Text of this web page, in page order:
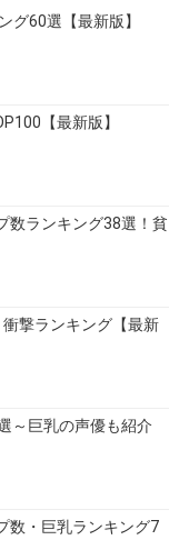
グ60選【最新版】
【最新版】
数ランキング38選！貧
撃ランキング【最新
～巨乳の声優も紹介
数・巨乳ランキング7